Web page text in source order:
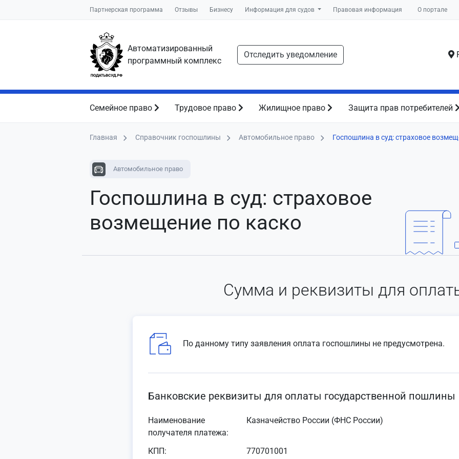
Партнерская программа Отзывы Бизнесу Информация для судов Правовая информация О портале
Автоматизированный
программный комплекс
Отследить уведомление
Семейное право Трудовое право Жилищное право Защита прав потребителей
Главная Справочник госпошлины Автомобильное право Госпошлина в суд: страховое
Автомобильное право
Госпошлина в суд: страховое
возмещение по каско
Сумма и реквизиты для
По данному типу заявления оплата госпошлины не предусмотрена.
Банковские реквизиты для оплаты государственной пошлины
Наименование
получателя платежа:
Казначейство России (ФНС России)
КПП: 770701001